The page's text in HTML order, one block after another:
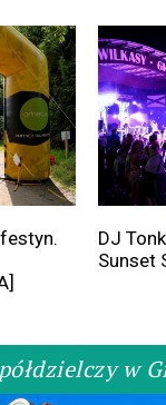
DJ
Sunset
w